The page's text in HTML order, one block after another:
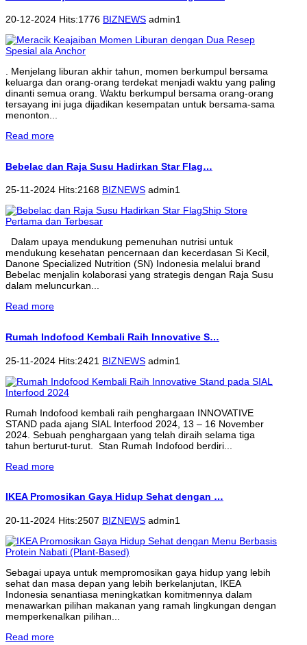
20-12-2024 Hits:1776 BIZNEWS admin1
. Menjelang liburan akhir tahun, momen berkumpul bersama
keluarga dan orang-orang terdekat menjadi waktu yang paling
dinanti semua orang. Waktu berkumpul bersama orang-orang
tersayang ini juga dijadikan kesempatan untuk bersama-sama
menonton...
Read more
Bebelac dan Raja Susu Hadirkan Star Flag…
25-11-2024 Hits:2168 BIZNEWS admin1
Dalam upaya mendukung pemenuhan nutrisi untuk
mendukung kesehatan pencernaan dan kecerdasan Si Kecil,
Danone Specialized Nutrition (SN) Indonesia melalui brand
Bebelac menjalin kolaborasi yang strategis dengan Raja Susu
dalam meluncurkan...
Read more
Rumah Indofood Kembali Raih Innovative S…
25-11-2024 Hits:2421 BIZNEWS admin1
Rumah Indofood kembali raih penghargaan INNOVATIVE
STAND pada ajang SIAL Interfood 2024, 13 – 16 November
2024. Sebuah penghargaan yang telah diraih selama tiga
tahun berturut-turut. Stan Rumah Indofood berdiri...
Read more
IKEA Promosikan Gaya Hidup Sehat dengan …
20-11-2024 Hits:2507 BIZNEWS admin1
Sebagai upaya untuk mempromosikan gaya hidup yang lebih
sehat dan masa depan yang lebih berkelanjutan, IKEA
Indonesia senantiasa meningkatkan komitmennya dalam
menawarkan pilihan makanan yang ramah lingkungan dengan
memperkenalkan pilihan...
Read more